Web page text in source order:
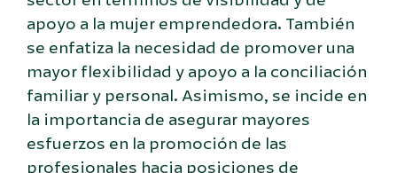
apoyo a la mujer emprendedora. También
se enfatiza la necesidad de promover una
mayor flexibilidad y apoyo a la conciliación
familiar y personal. Asimismo, se incide en
la importancia de asegurar mayores
esfuerzos en la promoción de las
profesionales hacia posiciones de